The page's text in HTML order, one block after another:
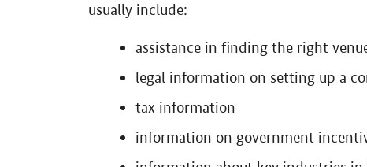
usually include:
assistance in finding the right
legal information on setting up a
tax information
information on government